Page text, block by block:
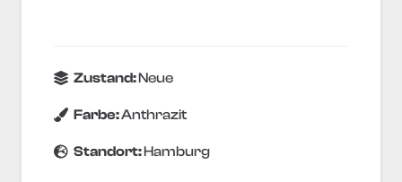
Zustand:Neue
Farbe:Anthrazit
Standort:Hamburg